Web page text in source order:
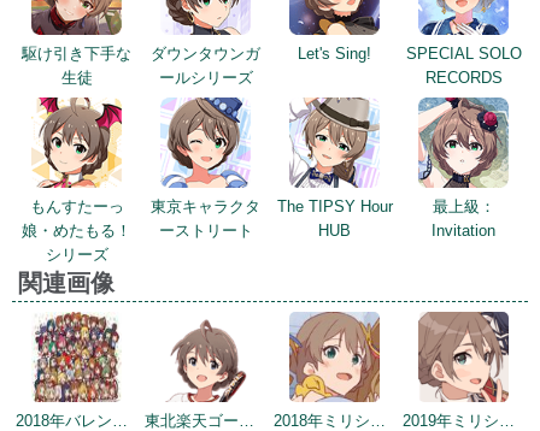
駆け引き下手な
生徒
ダウンタウンガ
ールシリーズ
Let's Sing!
SPECIAL SOLO
RECORDS
もんすたーっ
娘・めたもる！
シリーズ
東京キャラクタ
ーストリート
The TIPSY Hour
HUB
最上級：
Invitation
関連画像
2018年バレンタインデー公式ツイート 東北楽天ゴールデンイーグルスコラボトップ絵 2018年ミリシタ感謝祭 2019年ミリシタ2周年カウントダウン（3日前）